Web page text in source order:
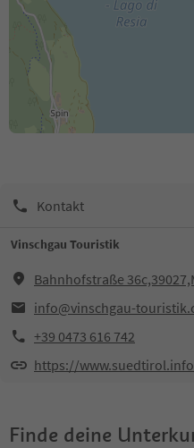
Kontakt
Vinschgau Touristik
Bahnhofstraße
info@vinschgau-
+39 0473 616 742
https://
Finde deine